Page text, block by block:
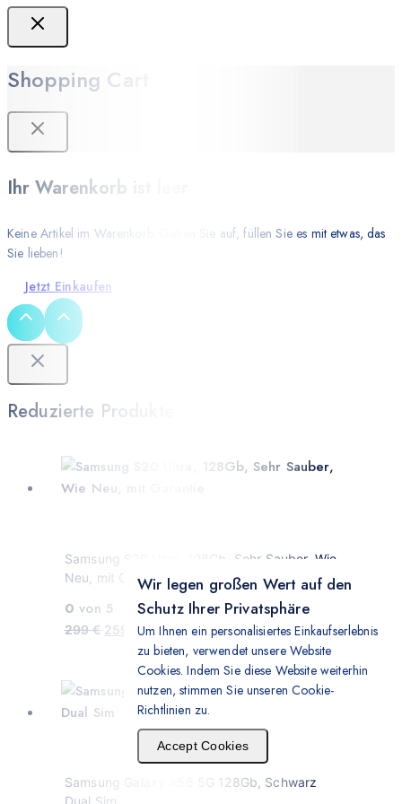
Wir legen großen Wert auf den
Schutz Ihrer Privatsphäre
Um Ihnen ein personalisiertes Einkaufserlebnis
zu bieten, verwendet unsere Website
Cookies. Indem Sie diese Website weiterhin
nutzen, stimmen Sie unseren Cookie-
Richtlinien zu.
Accept Cookies
Shopping Cart
Ihr Warenkorb ist leer
Keine Artikel im Warenkorb. Gehen Sie auf, füllen Sie es mit etwas, das
Sie lieben!
Jetzt Einkaufen
Reduzierte Produkte
Samsung S20 Ultra, 128Gb, Sehr Sauber, Wie
Neu, mit Garantie
0 von 5
299€ 259 €
Samsung Galaxy A56 5G 128Gb, Schwarz